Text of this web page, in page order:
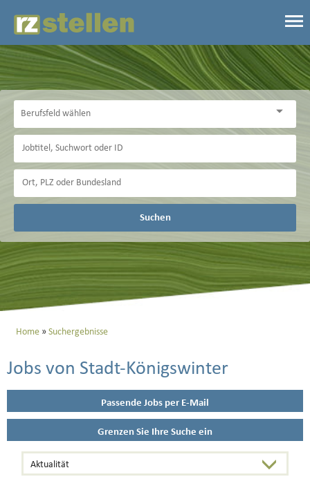
Suchen
Home Suchergebnisse
Jobs von Stadt-Königswinter
Passende Jobs per E-Mail
Grenzen Sie Ihre Suche ein